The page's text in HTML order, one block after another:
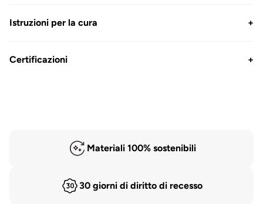
Istruzioni per la cura +
Certificazioni +
Materiali 100% sostenibili
30 giorni di diritto di recesso